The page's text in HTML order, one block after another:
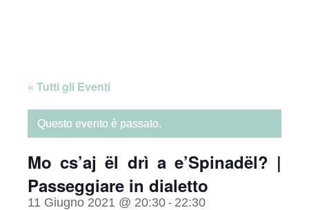
« Tutti gli Eventi
Questo evento è passato.
Mo cs’aj ël drì a e’Spinadël? |
Passeggiare in dialetto
11 Giugno 2021 @ 20:30 - 22:30